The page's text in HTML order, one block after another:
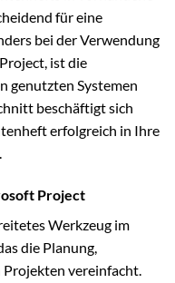
für eine
bei der Verwendung
ist die
genutzten Systemen
beschäftigt sich
erfolgreich in Ihre
Project
Werkzeug im
die Planung,
vereinfacht.